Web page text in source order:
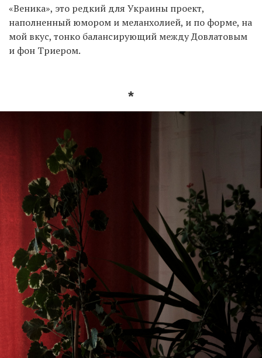
«Веника», это редкий для Украины проект,
наполненный юмором и меланхолией, и по форме, на
мой вкус, тонко балансирующий между Довлатовым
и фон Триером.
*